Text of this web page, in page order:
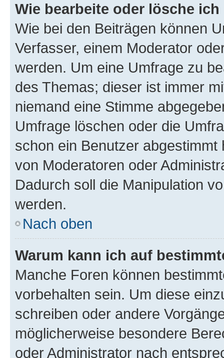
Wie bearbeite oder lösche
Wie bei den Beiträgen können
Verfasser, einem Moderator
werden. Um eine Umfrage zu
des Themas; dieser ist immer
niemand eine Stimme
Umfrage löschen oder die
schon ein Benutzer
von Moderatoren oder
Dadurch soll die Manipulation
werden.
Nach oben
Warum kann ich auf
Manche Foren können
vorbehalten sein. Um diese
schreiben oder andere
möglicherweise besondere
oder Administrator nach